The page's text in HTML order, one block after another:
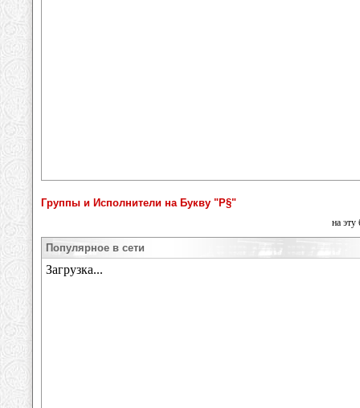
Группы и Исполнители на Букву "Р§"
на эту
Популярное в сети